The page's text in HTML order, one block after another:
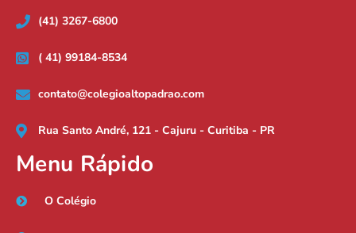
(41) 3267-6800
( 41) 99184-8534
contato@colegioaltopadrao.com
Rua Santo André, 121 - Cajuru - Curitiba - PR
Menu Rápido
O Colégio